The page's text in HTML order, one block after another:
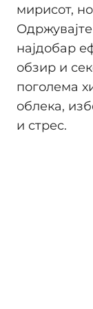
мирисот,
најдобар
обзир и
поголема
облека,
и стрес.